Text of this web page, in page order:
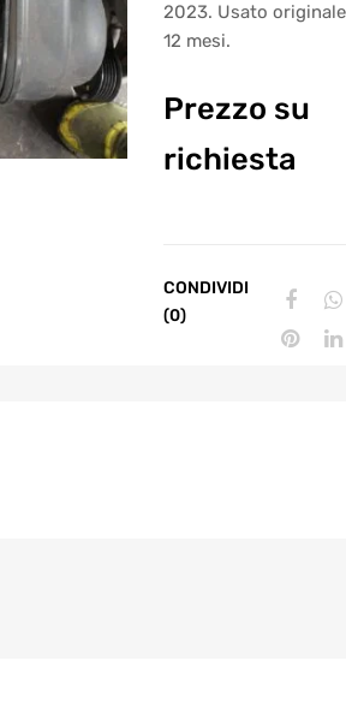
2023. Usato
12 mesi.
Prezzo su
richiesta
CONDIVIDI
(0)